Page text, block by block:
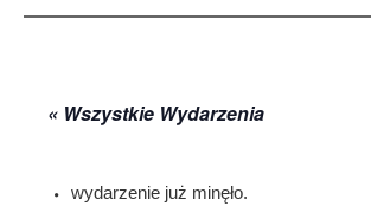
« Wszystkie Wydarzenia
wydarzenie już minęło.